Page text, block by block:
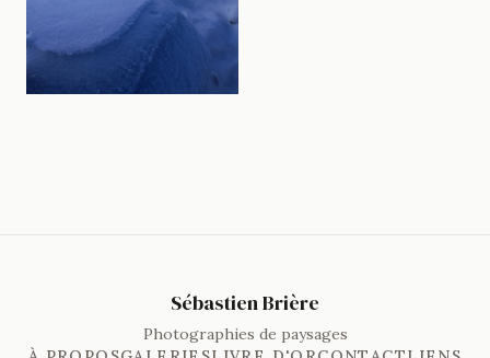
Sébastien Brière
Photographies de paysages